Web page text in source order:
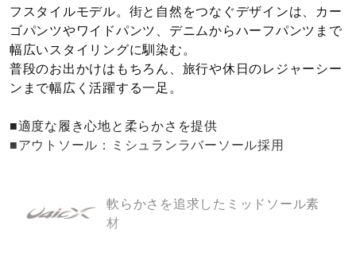
アウトドア／レイン
サポーター
健康／エクササイズ
フスタイルモデル。街と自然をつなぐデザインは、カー
ゴパンツやワイドパンツ、デニムからハーフパンツまで
幅広いスタイリングに馴染む。
普段のお出かけはもちろん、旅行や休日のレジャーシー
ンまで幅広く活躍する一足。
■適度な履き心地と柔らかさを提供
■アウトソール：ミシュランラバーソール採用
軟らかさを追求したミッドソール素
材